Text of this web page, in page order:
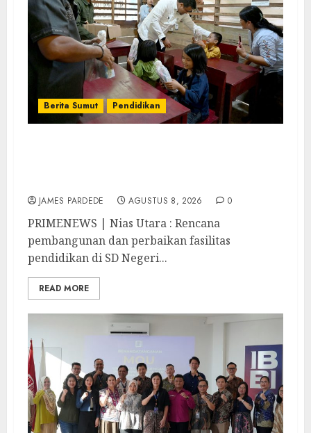
Berita Sumut Pendidikan
JAMES PARDEDE AGUSTUS 8, 2026 0
PRIMENEWS | Nias Utara : Rencana
pembangunan dan perbaikan fasilitas
pendidikan di SD Negeri...
READ MORE